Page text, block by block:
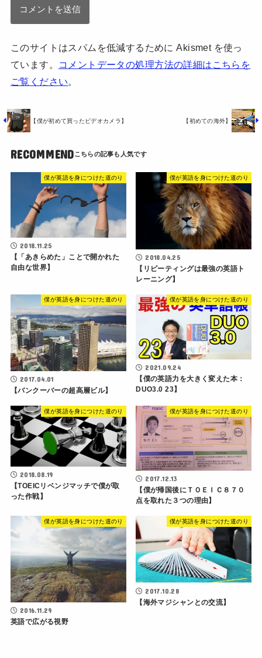
このサイトはスパムを低減するために Akismet を使っ
ています。
コメントデータの処理方法の詳細はこちらを
ご覧ください。
【僕が初めて買ったビデオカメラ】 【初めての海外】
RECOMMEND
僕が英語を身につけた道のり
2018.11.25
【「あきらめた」ことで開かれた
自由な世界】
僕が英語を身につけた道のり
2018.04.25
【リピーティングは最強の英語ト
レーニング】
僕が英語を身につけた道のり
2017.04.01
【バンクーバーの超高層ビル】
僕が英語を身につけた道のり
2021.09.24
【僕の英語力を大きく変えた本：
DUO3.0 23】
僕が英語を身につけた道のり
2018.08.19
【TOEICリベンジマッチで僕が取
った作戦】
僕が英語を身につけた道のり
2017.12.13
【僕が帰国後にＴＯＥＩＣ８７０
点を取れた３つの理由】
僕が英語を身につけた道のり
2016.11.29
英語で広がる視野
僕が英語を身につけた道のり
2017.10.28
【海外マジシャンとの交流】